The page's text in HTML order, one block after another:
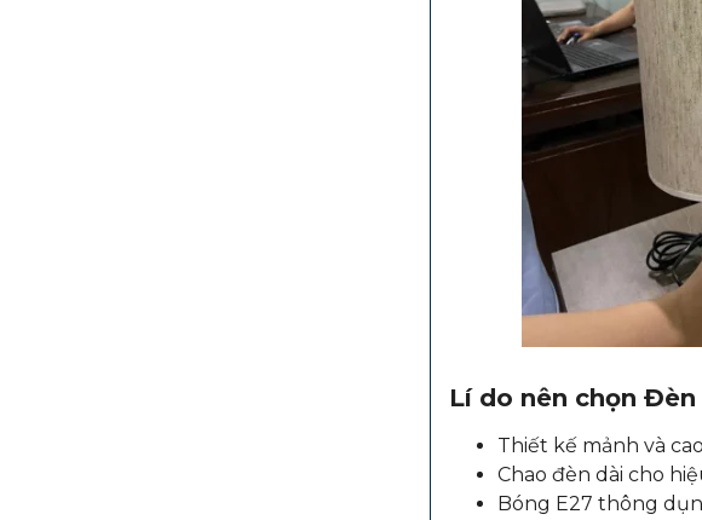
Lí do nên chọn
Thiết kế mảnh và
Chao đèn dài cho
Bóng E27 thông